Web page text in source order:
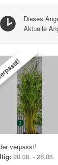
Dieses
Aktuelle
verpasst!
20.08. - 26.08.